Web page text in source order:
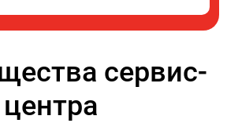
сервис-
центра